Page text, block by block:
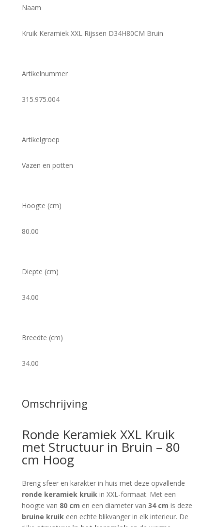
Naam
Kruik Keramiek XXL Rijssen D34H80CM Bruin
Artikelnummer
315.975.004
Artikelgroep
Vazen en potten
Hoogte (cm)
80.00
Diepte (cm)
34.00
Breedte (cm)
34.00
Omschrijving
Ronde Keramiek XXL Kruik
met Structuur in Bruin – 80
cm Hoog
Breng sfeer en karakter in huis met deze opvallende
ronde keramiek kruikin XXL-formaat. Met een
hoogte van 80 cm en een diameter van 34 cm is deze
bruine kruikeen echte blikvanger in elk interieur. De